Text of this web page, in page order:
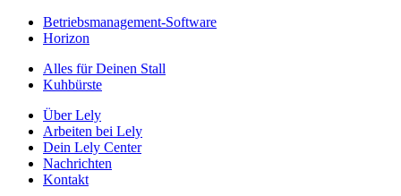
Betriebsmanagement-Software
Horizon
Alles für Deinen Stall
Kuhbürste
Über Lely
Arbeiten bei Lely
Dein Lely Center
Nachrichten
Kontakt